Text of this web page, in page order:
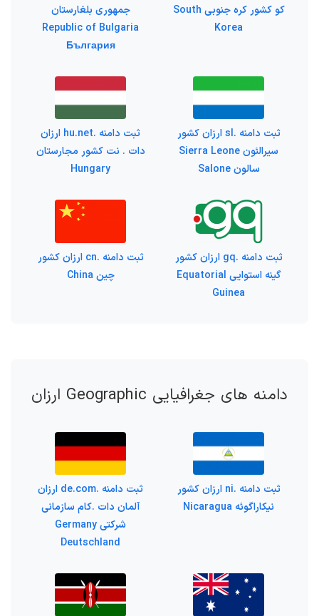
کو کشور کره جنوبی South
Korea
جمهوری بلغارستان
Republic of Bulgaria
България
ثبت دامنه .sl ارزان کشور
سیرالئون Sierra Leone
سالون Salone
ثبت دامنه .hu.net ارزان
دات . نت کشور مجارستان
Hungary
ثبت دامنه .gq ارزان کشور
گینه استوایی Equatorial
Guinea
ثبت دامنه .cn ارزان کشور
چین China
دامنه های جغرافیایی Geographic ارزان
ثبت دامنه .ni ارزان کشور
نیکاراگوئه Nicaragua
ثبت دامنه .de.com ارزان
آلمان دات .کام سازمانی
شرکتی Germany
Deutschland